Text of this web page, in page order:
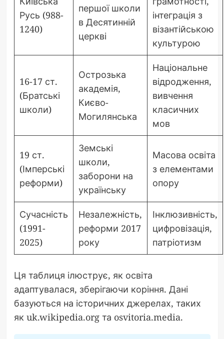
Русь (988-
1240)
першої школи
в Десятинній
церкві
інтеграція з
візантійською
культурою
16-17 ст.
(Братські
школи)
Острозька
академія,
Києво-
Могилянська
Національне
відродження,
вивчення
класичних
мов
19 ст.
(Імперські
реформи)
Земські
школи,
заборони на
українську
Масова освіта
з елементами
опору
Сучасність
(1991-
2025)
Незалежність,
реформи 2017
року
Інклюзивність,
цифровізація,
патріотизм
Ця таблиця ілюструє, як освіта
адаптувалася, зберігаючи коріння. Дані
базуються на історичних джерелах, таких
як uk.wikipedia.org та osvitoria.media.